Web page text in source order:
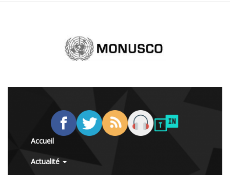
Accueil
Actualité